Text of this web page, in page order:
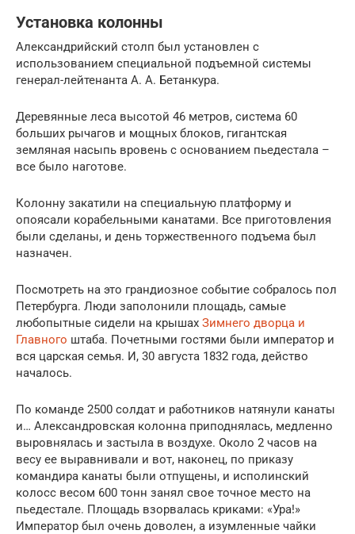
Установка колонны
Александрийский столп был установлен с
использованием специальной подъемной системы
генерал-лейтенанта А. А. Бетанкура.
Деревянные леса высотой 46 метров, система 60
больших рычагов и мощных блоков, гигантская
земляная насыпь вровень с основанием пьедестала –
все было наготове.
Колонну закатили на специальную платформу и
опоясали корабельными канатами. Все приготовления
были сделаны, и день торжественного подъема был
назначен.
Посмотреть на это грандиозное событие собралось пол
Петербурга. Люди заполонили площадь, самые
любопытные сидели на крышах Зимнего дворца и
Главного штаба. Почетными гостями были император и
вся царская семья. И, 30 августа 1832 года, действо
началось.
По команде 2500 солдат и работников натянули канаты
и… Александровская колонна приподнялась, медленно
выровнялась и застыла в воздухе. Около 2 часов на
весу ее выравнивали и вот, наконец, по приказу
командира канаты были отпущены, и исполинский
колосс весом 600 тонн занял свое точное место на
пьедестале. Площадь взорвалась криками: «Ура!»
Император был очень доволен, а изумленные чайки